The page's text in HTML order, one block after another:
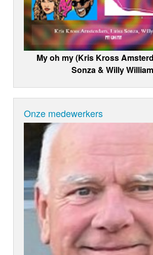
My oh my (Kris Kross
Sonza & Willy
Onze medewerkers